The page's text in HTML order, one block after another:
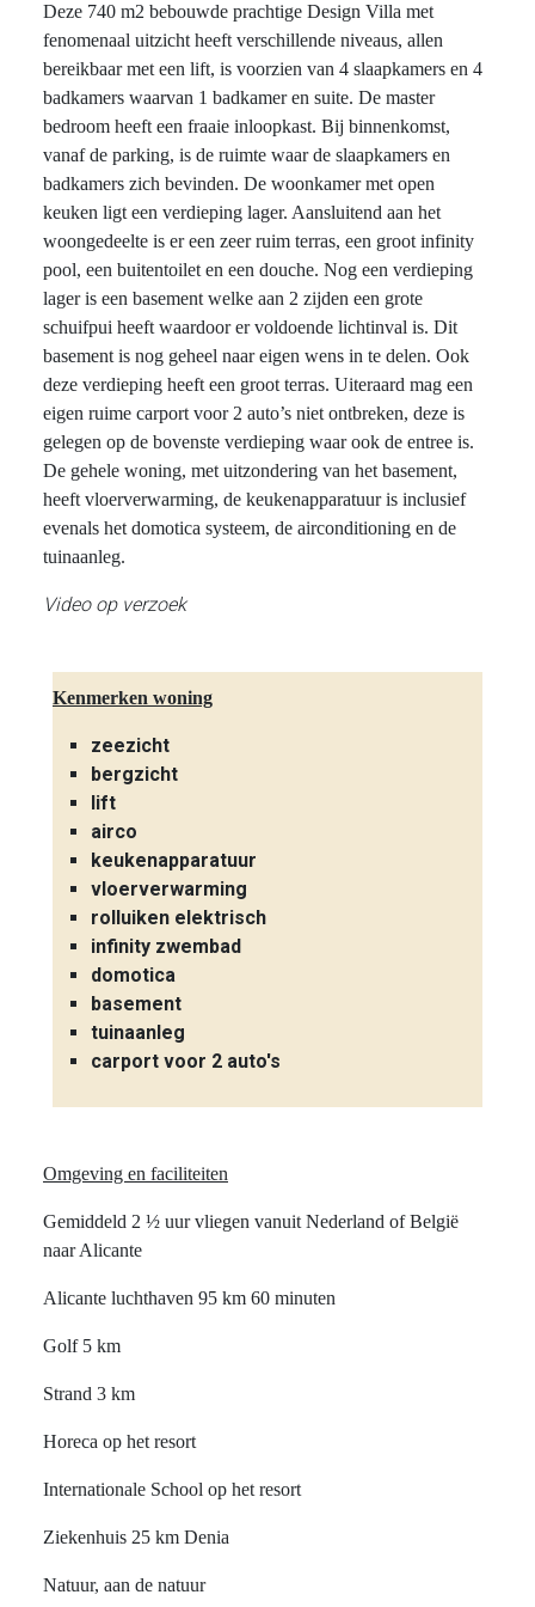
Deze 740 m2 bebouwde prachtige Design Villa met
fenomenaal uitzicht heeft verschillende niveaus, allen
bereikbaar met een lift, is voorzien van 4 slaapkamers en 4
badkamers waarvan 1 badkamer en suite. De master
bedroom heeft een fraaie inloopkast. Bij binnenkomst,
vanaf de parking, is de ruimte waar de slaapkamers en
badkamers zich bevinden. De woonkamer met open
keuken ligt een verdieping lager. Aansluitend aan het
woongedeelte is er een zeer ruim terras, een groot infinity
pool, een buitentoilet en een douche. Nog een verdieping
lager is een basement welke aan 2 zijden een grote
schuifpui heeft waardoor er voldoende lichtinval is. Dit
basement is nog geheel naar eigen wens in te delen. Ook
deze verdieping heeft een groot terras. Uiteraard mag een
eigen ruime carport voor 2 auto’s niet ontbreken, deze is
gelegen op de bovenste verdieping waar ook de entree is.
De gehele woning, met uitzondering van het basement,
heeft vloerverwarming, de keukenapparatuur is inclusief
evenals het domotica systeem, de airconditioning en de
tuinaanleg.
Video op verzoek
Kenmerken woning
zeezicht
bergzicht
lift
airco
keukenapparatuur
vloerverwarming
rolluiken elektrisch
infinity zwembad
domotica
basement
tuinaanleg
carport voor 2 auto's
Omgeving en faciliteiten
Gemiddeld 2 ½ uur vliegen vanuit Nederland of België
naar Alicante
Alicante luchthaven 95 km 60 minuten
Golf 5 km
Strand 3 km
Horeca op het resort
Internationale School op het resort
Ziekenhuis 25 km Denia
Natuur, aan de natuur